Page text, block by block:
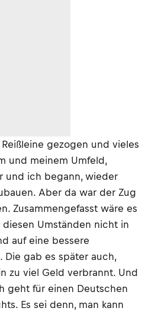
gezogen und vieles
und meinem Umfeld,
und ich begann, wieder
Aber da war der Zug
Zusammengefasst wäre es
Umständen nicht in
auf eine bessere
Die gab es später auch,
zu viel Geld verbrannt. Und
geht für einen Deutschen
Es sei denn, man kann